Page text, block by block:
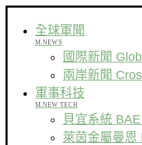
全球軍聞
M.NEWS
國際新聞
兩岸新聞
軍事科技
M.NEW TECH
貝宜系統
萊茵金屬曼恩